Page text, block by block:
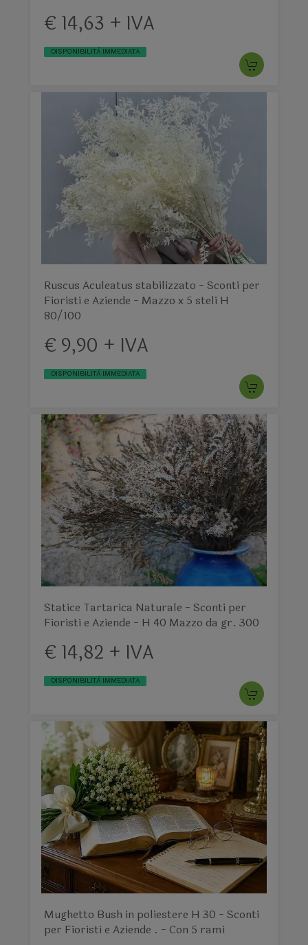
€ 14,63 + IVA
DISPONIBILITÀ IMMEDIATA
Ruscus Aculeatus stabilizzato - Sconti per
Fioristi e Aziende - Mazzo x 5 steli H
80/100
€ 9,90 + IVA
DISPONIBILITÀ IMMEDIATA
Statice Tartarica Naturale - Sconti per
Fioristi e Aziende - H 40 Mazzo da gr. 300
€ 14,82 + IVA
DISPONIBILITÀ IMMEDIATA
Mughetto Bush in poliestere H 30 - Sconti
per Fioristi e Aziende . - Con 5 rami